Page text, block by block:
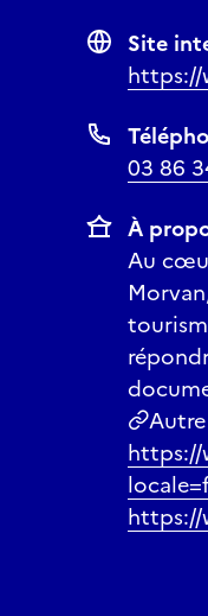
Site
https://
03 86
À
Au
Autre
https://
https://